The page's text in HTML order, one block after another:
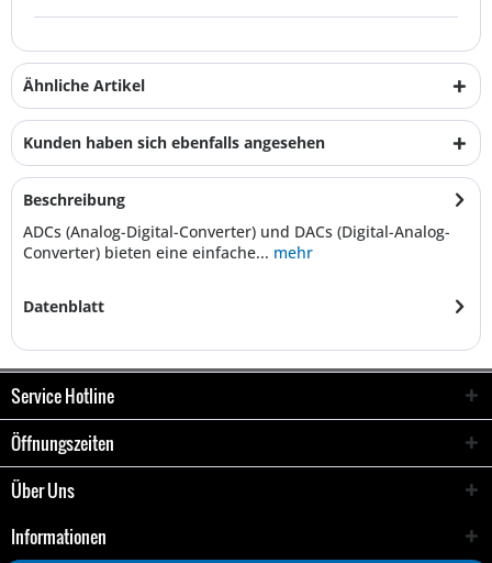
Ähnliche Artikel
Kunden haben sich ebenfalls angesehen
Beschreibung
ADCs (Analog-Digital-Converter) und DACs (Digital-Analog-
Converter) bieten eine einfache... mehr
Datenblatt
Service Hotline
Öffnungszeiten
Über Uns
Informationen